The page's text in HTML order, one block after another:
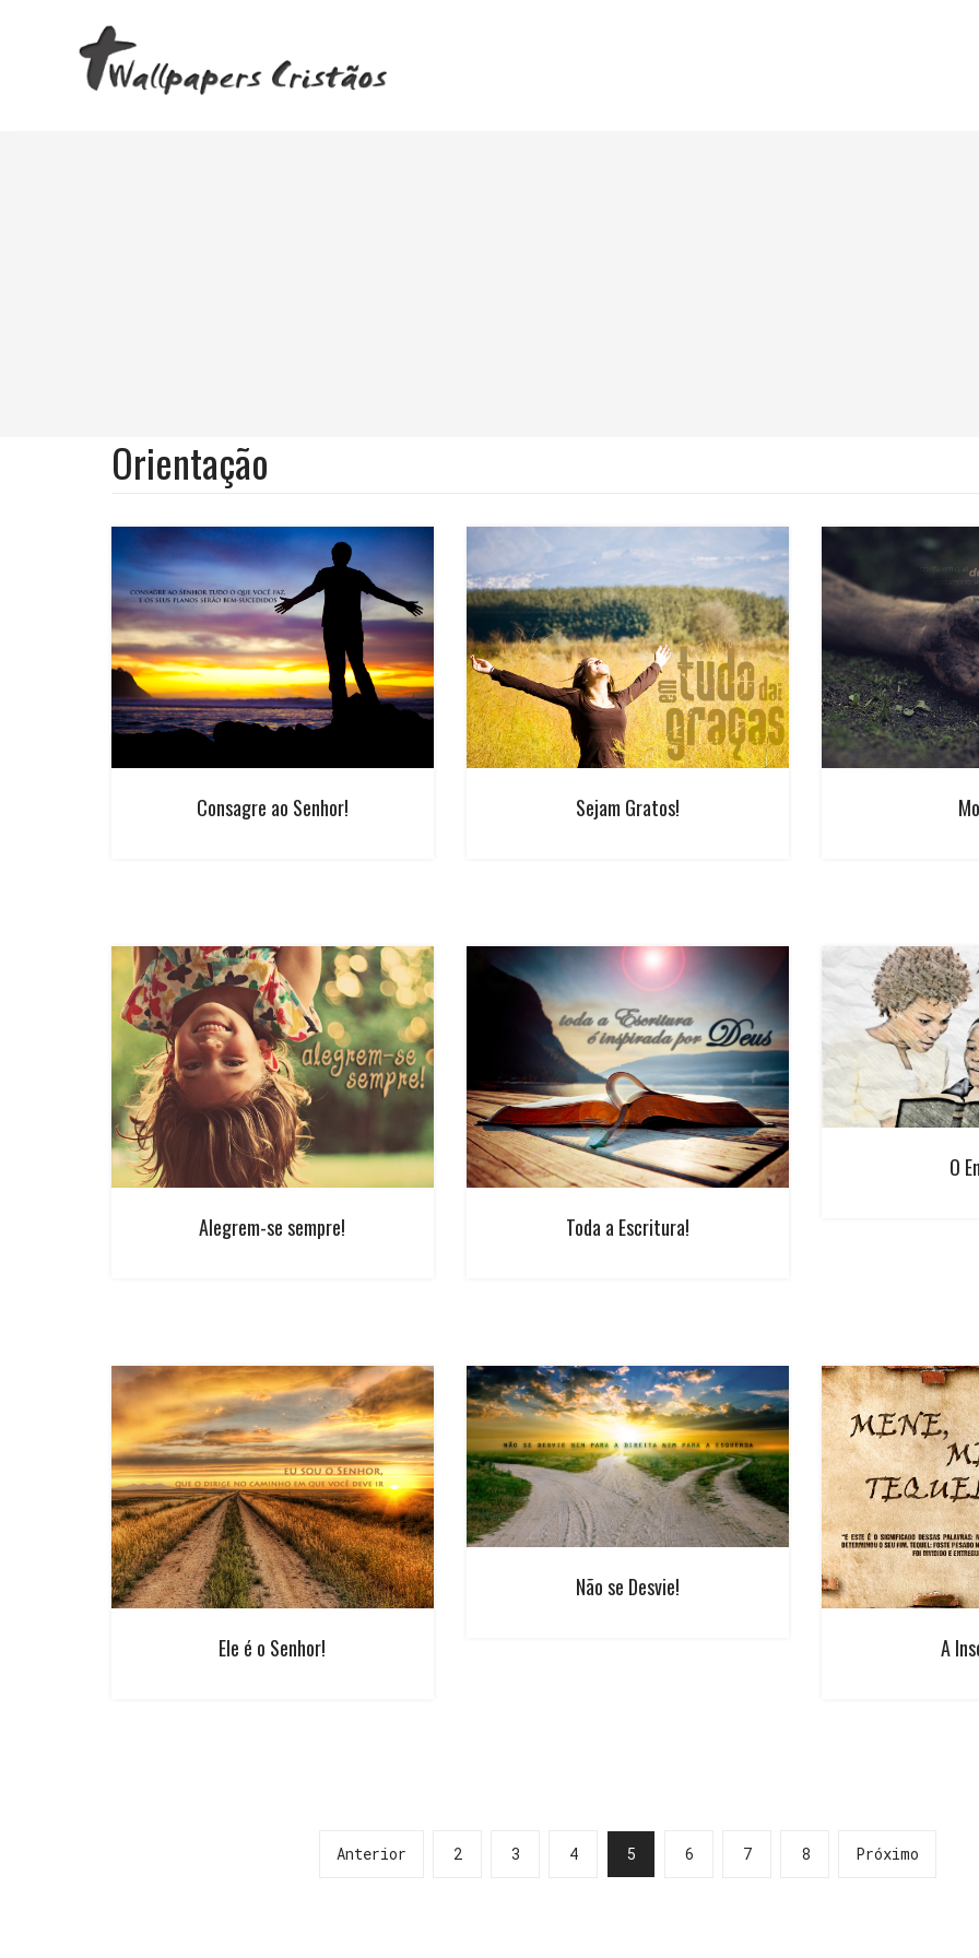
Orientação
Consagre ao Senhor! Sejam Gratos!
Alegrem-se sempre! Toda a Escritura!
O
Ele é o Senhor!
Não se Desvie!
A
Anterior 2 3 4 5 6 7 8 Próximo